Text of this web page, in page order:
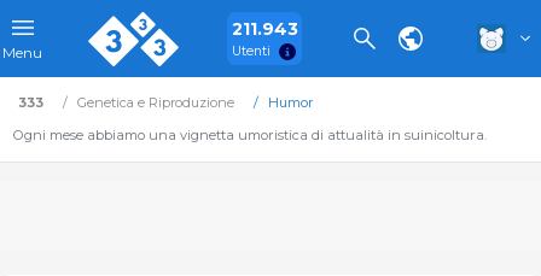
Menu
211.943
Utenti
333 Genetica e Riproduzione
Humor
Ogni mese abbiamo una vignetta umoristica di attualità in suinicoltura.